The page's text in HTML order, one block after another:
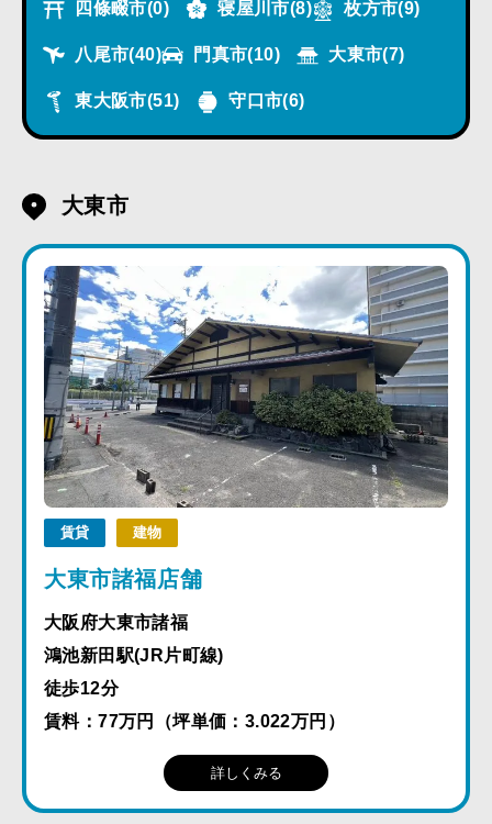
四條畷市(0) 寝屋川市(8) 枚方市(9)
八尾市(40) 門真市(10) 大東市(7)
東大阪市(51) 守口市(6)
大東市
賃貸 建物
大東市諸福店舗
大阪府大東市諸福
鴻池新田駅(JR片町線)
徒歩12分
賃料：77万円（坪単価：3.022万円）
詳しくみる